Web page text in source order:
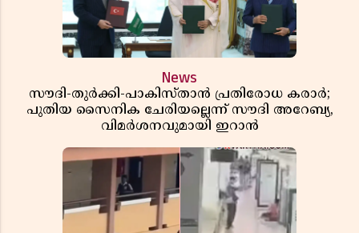
News
സൗദി-തുർക്കി-പാകിസ്താൻ പ്രതിരോധ കരാർ;
പുതിയ സൈനിക ചേരിയല്ലെന്ന് സൗദി അറേബ്യ,
വിമർശനവുമായി ഇറാൻ